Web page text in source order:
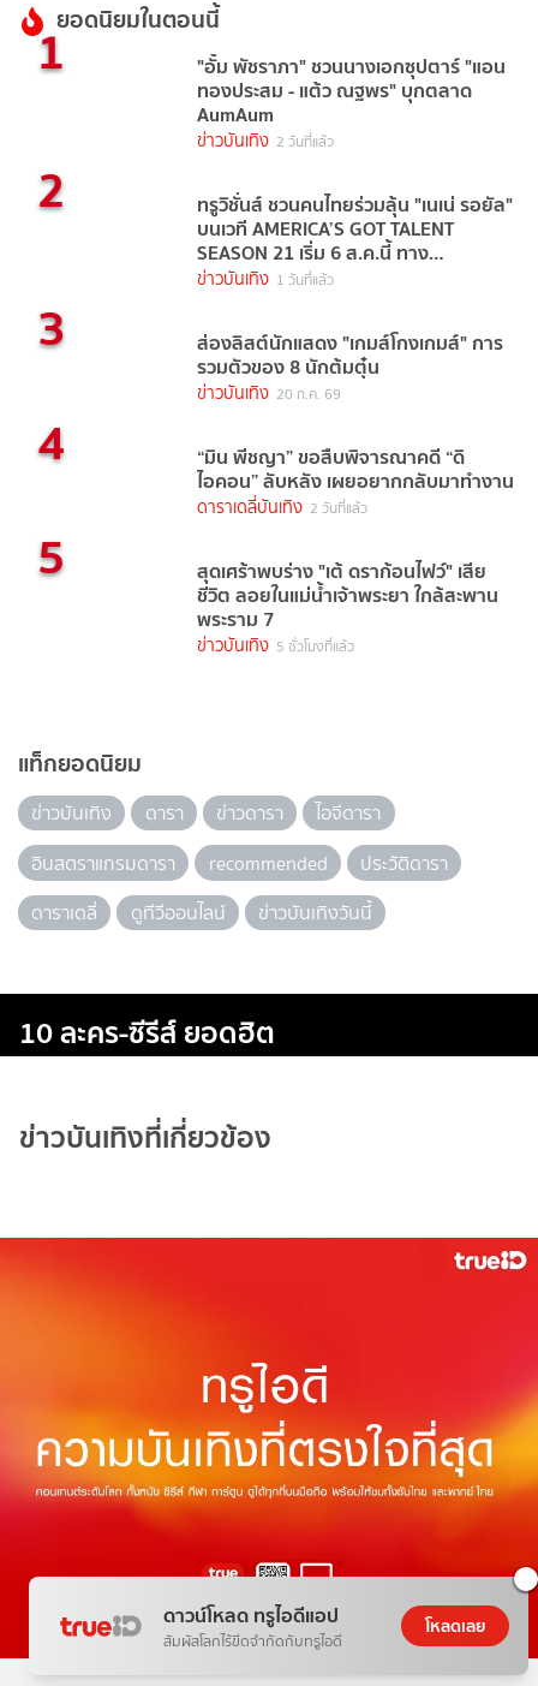
ยอดนิยมในตอนนี้
1 "อั้ม พัชราภา" ชวนนางเอกซุปตาร์ "แอน
ทองประสม - แต้ว ณฐพร" บุกตลาด
AumAum
ข่าวบันเทิง 2 วันที่แล้ว
2 ทรูวิชั่นส์ ชวนคนไทยร่วมลุ้น "เนเน่ รอยัล"
บนเวที AMERICA’S GOT TALENT
SEASON 21 เริ่ม 6 ส.ค.นี้ ทาง
TrueVisions NOW
ข่าวบันเทิง 1 วันที่แล้ว
3 ส่องลิสต์นักแสดง "เกมส์โกงเกมส์" การ
รวมตัวของ 8 นักต้มตุ๋น
ข่าวบันเทิง 20 ก.ค. 69
4 “มิน พีชญา” ขอสืบพิจารณาคดี “ดิ
ไอคอน” ลับหลัง เผยอยากกลับมาทำงาน
ดาราเดลี่บันเทิง 2 วันที่แล้ว
5 สุดเศร้าพบร่าง "เต้ ดราก้อนไฟว์" เสีย
ชีวิต ลอยในแม่น้ำเจ้าพระยา ใกล้สะพาน
พระราม 7
ข่าวบันเทิง 5 ชั่วโมงที่แล้ว
แท็กยอดนิยม
ข่าวบันเทิง ดารา ข่าวดารา
ไอจีดารา
อินสตราแกรมดารา
recommended
ประวัติดารา
ดาราเดลี่
ดูทีวีออนไลน์ ข่าวบันเทิงวันนี้
10 ละคร-ซีรีส์ ยอดฮิต
ข่าวบันเทิงที่เกี่ยวข้อง
ดาวน์โหลด ทรูไอดีแอป
สัมผัสโลกไร้ขีดจำกัดกับทรูไอดี
โหลดเลย